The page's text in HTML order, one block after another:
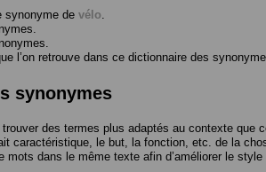
synonyme de vélo.
l’on retrouve dans ce dictionnaire des
synonymes
trouver des termes plus adaptés au contexte que
caractéristique, le but, la fonction, etc. de la
mots dans le même texte afin d’améliorer le